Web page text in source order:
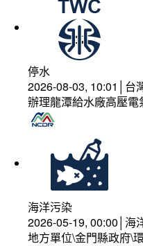
停水
2026-08-03, 10:01│台
辦理龍潭給水廠高壓
海洋污染
2026-05-19, 00:00│海
地方單位\金門縣政府\